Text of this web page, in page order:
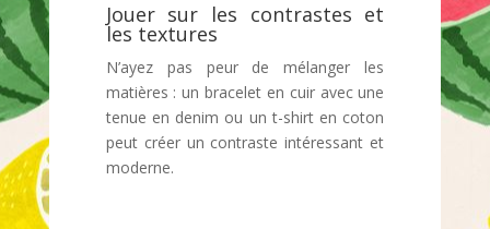
Jouer sur les contrastes et
les textures
N’ayez pas peur de mélanger les
matières : un bracelet en cuir avec une
tenue en denim ou un t-shirt en coton
peut créer un contraste intéressant et
moderne.